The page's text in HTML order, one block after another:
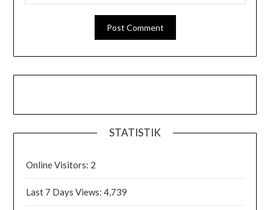
STATISTIK
Online Visitors: 2
Last 7 Days Views:4,739